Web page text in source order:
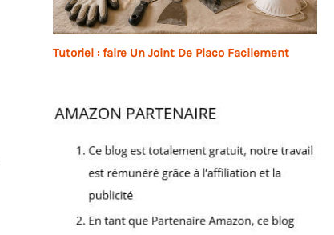
Tutoriel : faire Un Joint De Placo Facilement